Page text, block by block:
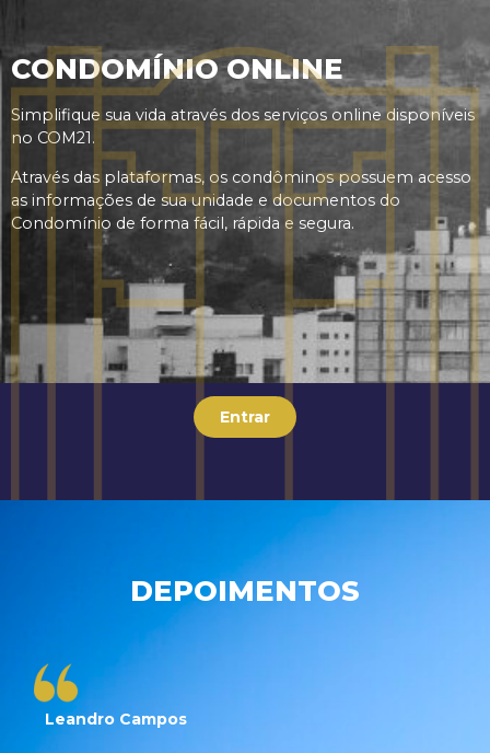
CONDOMÍNIO ONLINE
Simplifique sua vida através dos serviços online disponíveis
no COM21.
Através das plataformas, os condôminos possuem acesso
as informações de sua unidade e documentos do
Condomínio de forma fácil, rápida e segura.
Entrar
DEPOIMENTOS
Leandro Campos